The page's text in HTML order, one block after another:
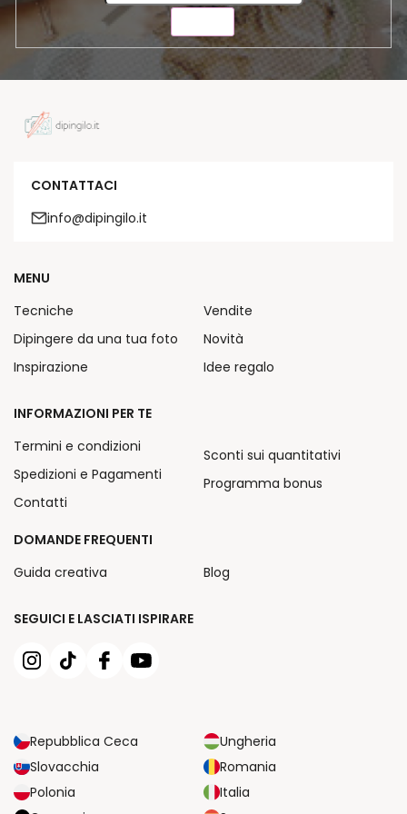
CONTATTACI
info@dipingilo.it
SEGUICI E LASCIATI ISPIRARE
Repubblica Ceca
Ungheria
Slovacchia
Romania
Polonia
Italia
MENU
Tecniche
Dipingere da una tua foto
Inspirazione
Vendite
Novità
Idee regalo
INFORMAZIONI PER TE
Termini e condizioni
Spedizioni e Pagamenti
Contatti
Sconti sui quantitativi
Programma bonus
DOMANDE FREQUENTI
Guida creativa
Blog